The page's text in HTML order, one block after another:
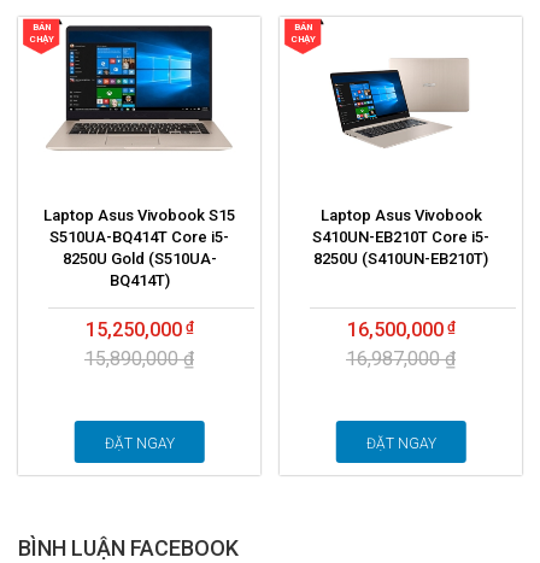
BÁN
CHẠY
Laptop Asus Vivobook S15
S510UA-BQ414T Core i5-
8250U Gold (S510UA-
BQ414T)
15,250,000
15,890,000 ₫
ĐẶT NGAY
BÁN
CHẠY
Laptop Asus Vivobook
S410UN-EB210T Core i5-
8250U (S410UN-EB210T)
16,500,000
16,987,000 ₫
ĐẶT NGAY
BÌNH LUẬN FACEBOOK